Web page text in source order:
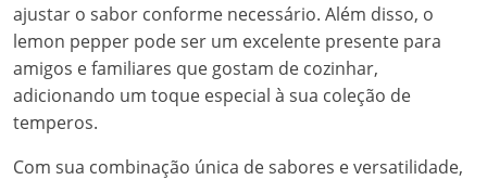
ajustar o sabor conforme necessário. Além disso, o
lemon pepper pode ser um excelente presente para
amigos e familiares que gostam de cozinhar,
adicionando um toque especial à sua coleção de
temperos.
Com sua combinação única de sabores e versatilidade,